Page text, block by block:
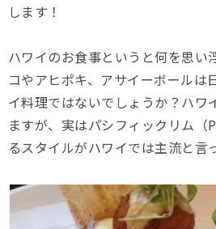
します！
ハワイのお食事というと何を思い
コやアヒポキ、アサイーボールは
イ料理ではないでしょうか？ハワ
ますが、実はパシフィックリム
るスタイルがハワイでは主流と言